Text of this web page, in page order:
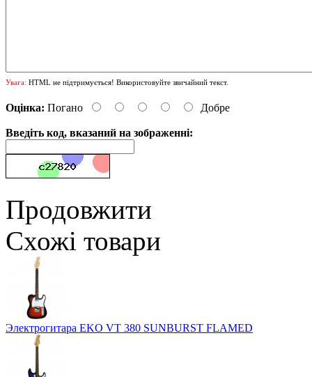
Увага: HTML не підтримується! Використовуйте звичайний текст.
Оцінка: Погано Добре
Введіть код, вказаний на зображенні:
Продовжити
Схожі товари
Электрогитара EKO VT 380 SUNBURST FLAMED